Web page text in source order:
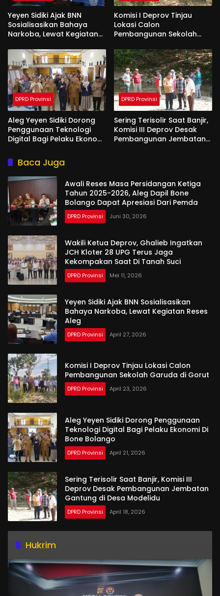
Yeyen Sidiki Ajak BNN
Sosialisasikan Bahaya
Narkoba, Lewat Kegiatan
Komisi I Deprov Tinjau
Lokasi Calon
Pembangunan Sekolah
DPRD Provinsi
Aleg Yeyen Sidiki Dorong
Penggunaan Teknologi
Digital Bagi Pelaku Ekonomi
DPRD Provinsi
Sering Terisolir Saat Banjir,
Komisi III Deprov Desak
Pembangunan Jembatan
Baca Juga
Awali Reses Masa Persidangan Ketiga
Tahun 2025-2026, Aleg Dapil Bone
Bolango Dapat Apresiasi Dari Pemda
DPRD Provinsi Juni 30, 2026
Wakili Ketua Deprov, Ghalieb Ingatkan
JCH Kloter 28 UPG Terus Jaga
Kekompakan Saat Di Tanah Suci
DPRD Provinsi Mei 11, 2026
Yeyen Sidiki Ajak BNN Sosialisasikan
Bahaya Narkoba, Lewat Kegiatan Reses
Aleg
DPRD Provinsi April 27, 2026
Komisi I Deprov Tinjau Lokasi Calon
Pembangunan Sekolah Garuda di Gorut
DPRD Provinsi April 23, 2026
Aleg Yeyen Sidiki Dorong Penggunaan
Teknologi Digital Bagi Pelaku Ekonomi Di
Bone Bolango
DPRD Provinsi April 21, 2026
Sering Terisolir Saat Banjir, Komisi III
Deprov Desak Pembangunan Jembatan
Gantung di Desa Modelidu
DPRD Provinsi April 18, 2026
Hukrim